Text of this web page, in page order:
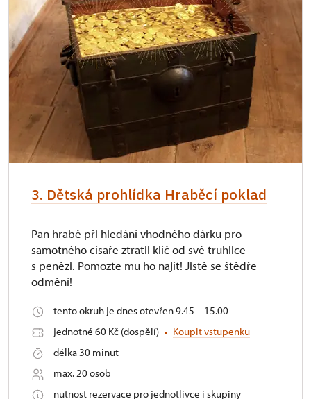
3. Dětská prohlídka Hraběcí poklad
Pan hrabě při hledání vhodného dárku pro
samotného císaře ztratil klíč od své truhlice
s penězi. Pomozte mu ho najít! Jistě se štědře
odmění!
tento okruh je dnes otevřen 9.45 – 15.00
jednotné 60 Kč (dospělí)
Koupit vstupenku
délka 30 minut
max. 20 osob
nutnost rezervace pro jednotlivce i skupiny